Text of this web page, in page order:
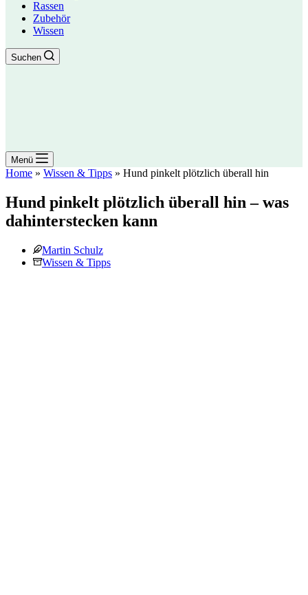
Rassen
Zubehör
Wissen
Suchen
Menü
Home » Wissen & Tipps » Hund pinkelt plötzlich überall hin
Hund pinkelt plötzlich überall hin – was
dahinterstecken kann
Martin Schulz
Wissen & Tipps